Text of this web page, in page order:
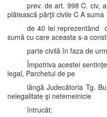
prev. de art. 998 C. civ,
plătească părţii civile C A suma
de 40 lei reprezentând
sumă cu care aceasta s-a
parte civilă în faza de
Împotriva acestei
legal, Parchetul de pe
lângă Judecătoria Tg.
nelegalitate şi netemeinicie
întrucât: